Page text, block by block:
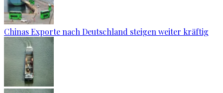
Chinas Exporte nach Deutschland steigen weiter kräftig